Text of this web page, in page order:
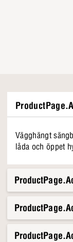
Vägghängt
låda och öppet